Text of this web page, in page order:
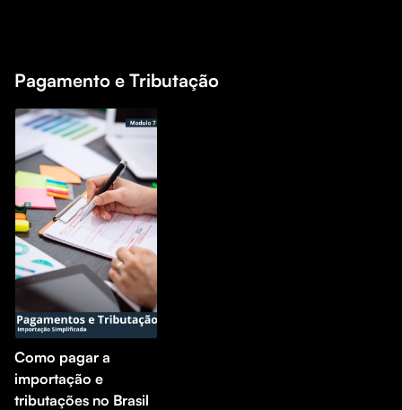
Pagamento e Tributação
Como pagar a
importação e
tributações no Brasil